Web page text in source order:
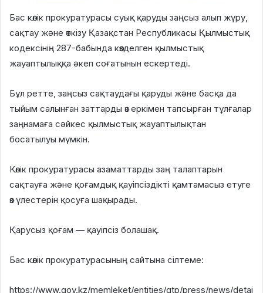
Бас көлік прокуратурасы суық қаруды заңсыз алып жүру,
сақтау және өткізу Қазақстан Республикасы Қылмыстық
кодексінің 287-бабында көзделген қылмыстық
жауаптылыққа әкеп соғатынын ескертеді.
Бұл ретте, заңсыз сақтаудағы қаруды және басқа да
тыйым салынған заттарды өз еркімен тапсырған тұлғалар
заңнамаға сәйкес қылмыстық жауаптылықтан
босатылуы мүмкін.
Көлік прокуратурасы азаматтарды заң талаптарын
сақтауға және қоғамдық қауіпсіздікті қамтамасыз етуге
өз үлестерін қосуға шақырады.
Қарусыз қоғам — қауіпсіз болашақ.
Бас көлік прокуратурасының сайтына сілтеме:
https://www.gov.kz/memleket/entities/gtp/press/news/detai